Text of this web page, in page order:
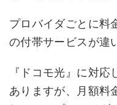
プロバイダごとに料
の付帯サービスが違
『ドコモ光』に対
ありますが、月額料